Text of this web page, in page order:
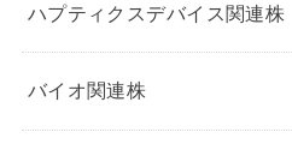
ハプティクスデバイス関連株
バイオ関連株